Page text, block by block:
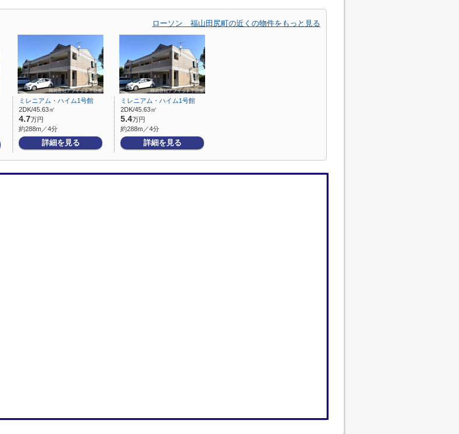
ローソン 福山田尻町の近くの物件をもっと見る
ミレニアム・ハイム1号館
2DK/45.63㎡
4.7万円
約288m／4分
詳細を見る
ミレニアム・ハイム1号館
2DK/45.63㎡
5.4万円
約288m／4分
詳細を見る